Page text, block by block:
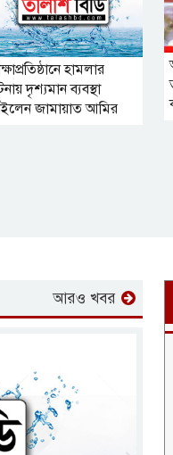
হামলার
দৃশ্যমান ব্যবস্থা
জামায়াত আমির
আরও খবর